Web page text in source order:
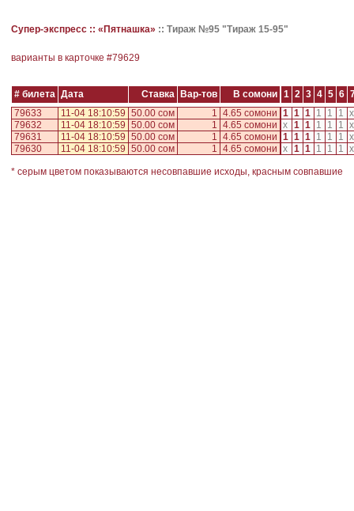
Супер-экспресс :: «Пятнашка» :: Тираж №95 "Тираж 15-95"
варианты в карточке #79629
# билета Дата Ставка Вар-тов В сомони 1 2 3 4 5 6
79633
11-04 18:10:59 50.00 сом 1 4.65 сомони 1 1 1 1 1 1 x
79632
11-04 18:10:59 50.00 сом 1 4.65 сомони x 1 1 1 1 1 x
79631
11-04 18:10:59 50.00 сом 1 4.65 сомони 1 1 1 1 1 1 x
79630
11-04 18:10:59 50.00 сом 1 4.65 сомони x 1 1 1 1 1 x
* серым цветом показываются несовпавшие исходы, красным совпавшие